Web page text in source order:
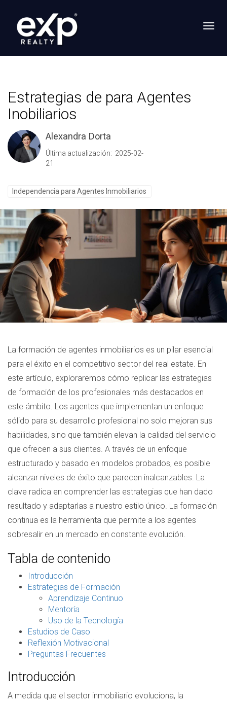
Estrategias de para Agentes
Inobiliarios
Alexandra Dorta
Última actualización: 2025-02-
21
Independencia para Agentes Inmobiliarios
La formación de agentes inmobiliarios es un pilar esencial
para el éxito en el competitivo sector del real estate. En
este artículo, exploraremos cómo replicar las estrategias
de formación de los profesionales más destacados en
este ámbito. Los agentes que implementan un enfoque
sólido para su desarrollo profesional no solo mejoran sus
habilidades, sino que también elevan la calidad del servicio
que ofrecen a sus clientes. A través de un enfoque
estructurado y basado en modelos probados, es posible
alcanzar niveles de éxito que parecen inalcanzables. La
clave radica en comprender las estrategias que han dado
resultado y adaptarlas a nuestro estilo único. La formación
continua es la herramienta que permite a los agentes
sobresalir en un mercado en constante evolución.
Tabla de contenido
Introducción
Estrategias de Formación
Aprendizaje Continuo
Mentoría
Uso de la Tecnología
Estudios de Caso
Reflexión Motivacional
Preguntas Frecuentes
Introducción
A medida que el sector inmobiliario evoluciona, la